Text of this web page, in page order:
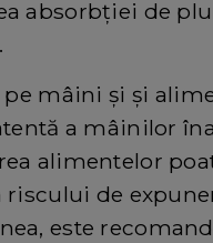
absorbției de
pe mâini și și
a mâinilor
alimentelor
riscului de
este